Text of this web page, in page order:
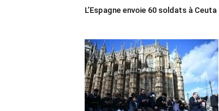
L’Espagne envoie 60 soldats à Ceuta